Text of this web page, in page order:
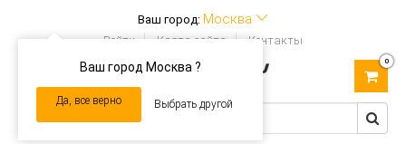
Ваш город: Москва
Ваш город Москва ?
Да, все верно Выбрать другой
Войти Карта сайта Контакты
navigation
0